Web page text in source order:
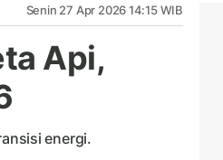
Senin 27 Apr 2026 14:15 WIB
Api,
energi.